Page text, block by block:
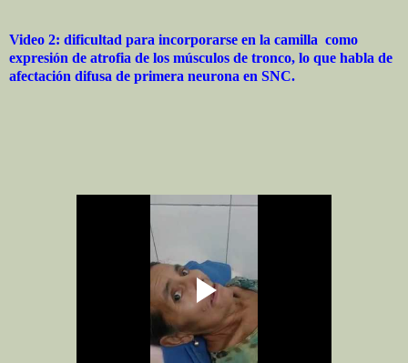
Video 2: dificultad para incorporarse en la camilla como
expresión de atrofia de los músculos de tronco, lo que habla de
afectación difusa de primera neurona en SNC.